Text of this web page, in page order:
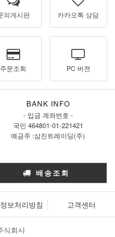
의게시판 카카오톡 상담
주문조회 PC 버젼
BANK INFO
- 입금 계좌번호 -
국민 464801-01-221421
예금주 :삼진트레이딩(주)
배송조회
보처리방침 고객센터
식회사